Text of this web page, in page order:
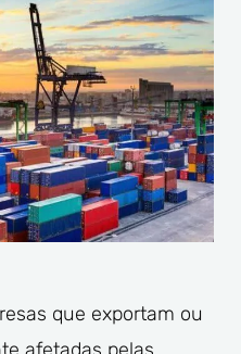
que exportam ou
afetadas pelas